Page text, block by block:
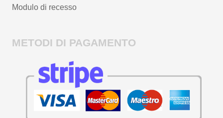
Modulo di recesso
METODI DI PAGAMENTO